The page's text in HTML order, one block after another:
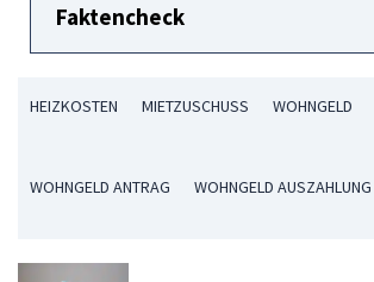
Faktencheck
HEIZKOSTEN MIETZUSCHUSS WOHNGELD
WOHNGELD ANTRAG WOHNGELD AUSZAHLUNG